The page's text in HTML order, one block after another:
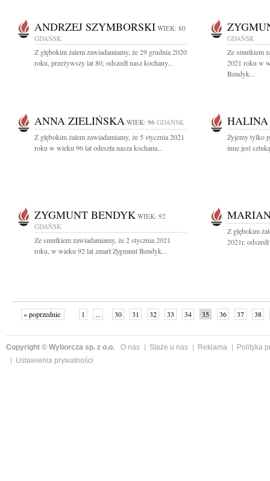
ANDRZEJ SZYMBORSKI WIEK: 80
GDAŃSK
Z głębokim żalem zawiadamiamy, że 29 grudnia 2020
roku, przeżywszy lat 80, odszedł nasz kochany...
GDAŃSK
Ze smutkiem
2021 roku w
Bendyk...
ANNA ZIELIŃSKA WIEK: 96 GDAŃSK
Z głębokim żalem zawiadamiamy, że 5 stycznia 2021
roku w wieku 96 lat odeszła nasza kochana...
HALINA
Żyjemy tylko
inne jest
ZYGMUNT BENDYK WIEK: 92
GDAŃSK
Ze smutkiem zawiadamiamy, że 2 stycznia 2021
roku, w wieku 92 lat zmarł Zygmunt Bendyk...
Z głębokim
2021r.
« poprzednie 1 ... 30 31 32 33 34 35 36 37
38
Copyright © Wyborcza sp. z o.o. O nas Staże u nas Reklama
Polityka
Ustawienia prywatności